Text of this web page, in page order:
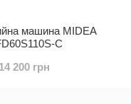
машина MIDEA
C
14 200 грн